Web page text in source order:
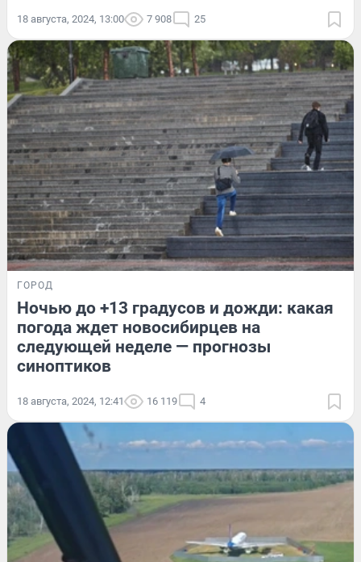
18 августа, 2024, 13:00 7 908 25
ГОРОД
Ночью до +13 градусов и дожди: какая
погода ждет новосибирцев на
следующей неделе — прогнозы
синоптиков
18 августа, 2024, 12:41 16 119 4